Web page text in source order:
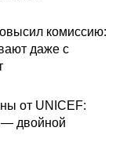
комиссию:
даже с
от UNICEF:
— двойной